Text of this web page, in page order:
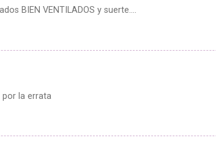
BIEN VENTILADOS y suerte….
por la errata